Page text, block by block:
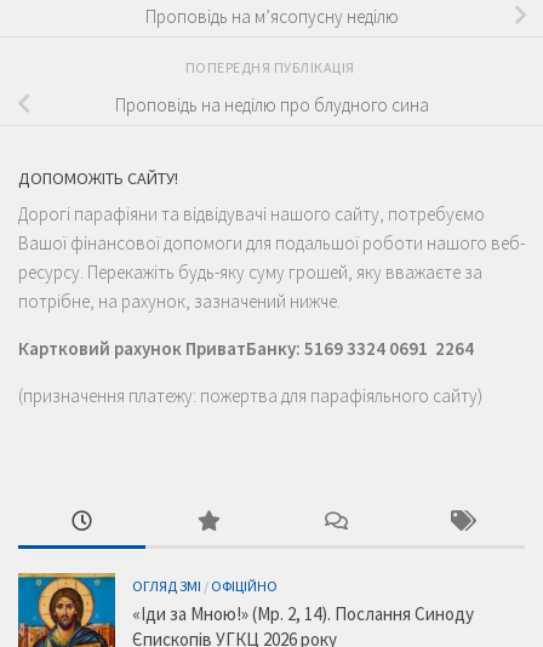
Проповідь на м’ясопусну неділю
ПОПЕРЕДНЯ ПУБЛІКАЦІЯ
Проповідь на неділю про блудного сина
ДОПОМОЖІТЬ САЙТУ!
Дорогі парафіяни та відвідувачі нашого сайту, потребуємо
Вашої фінансової допомоги для подальшої роботи нашого веб-
ресурсу. Перекажіть будь-яку суму грошей, яку вважаєте за
потрібне, на рахунок, зазначений нижче.
Картковий рахунок ПриватБанку: 5169 3324 0691 2264
(призначення платежу: пожертва для парафіяльного сайту)
ОГЛЯД ЗМІ / ОФІЦІЙНО
«Іди за Мною!» (Мр. 2, 14). Послання Синоду
Єпископів УГКЦ 2026 року